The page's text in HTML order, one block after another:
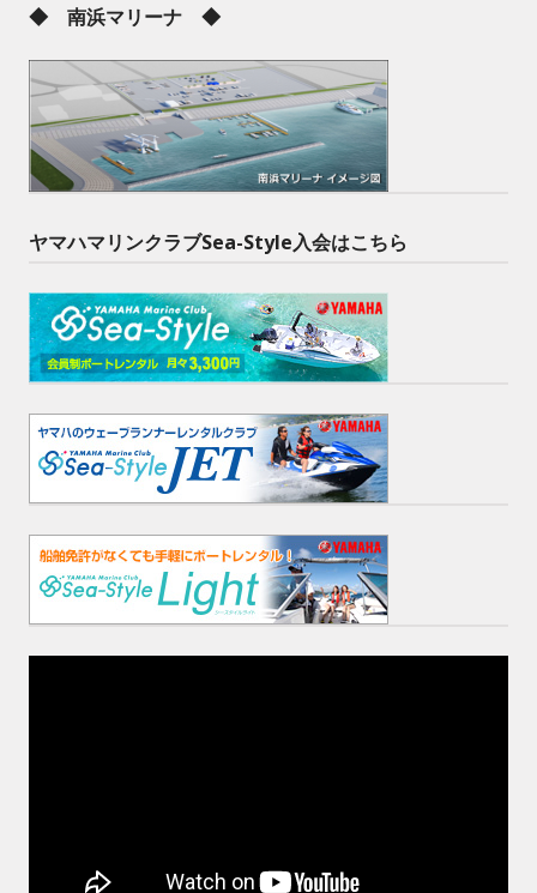
◆ 南浜マリーナ ◆
ヤマハマリンクラブSea-Style入会はこちら